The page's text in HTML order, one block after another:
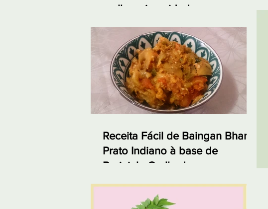
melhora imunidade
Receita Fácil de Baingan Bharta,
Prato Indiano à base de
Berinjela Grelhada